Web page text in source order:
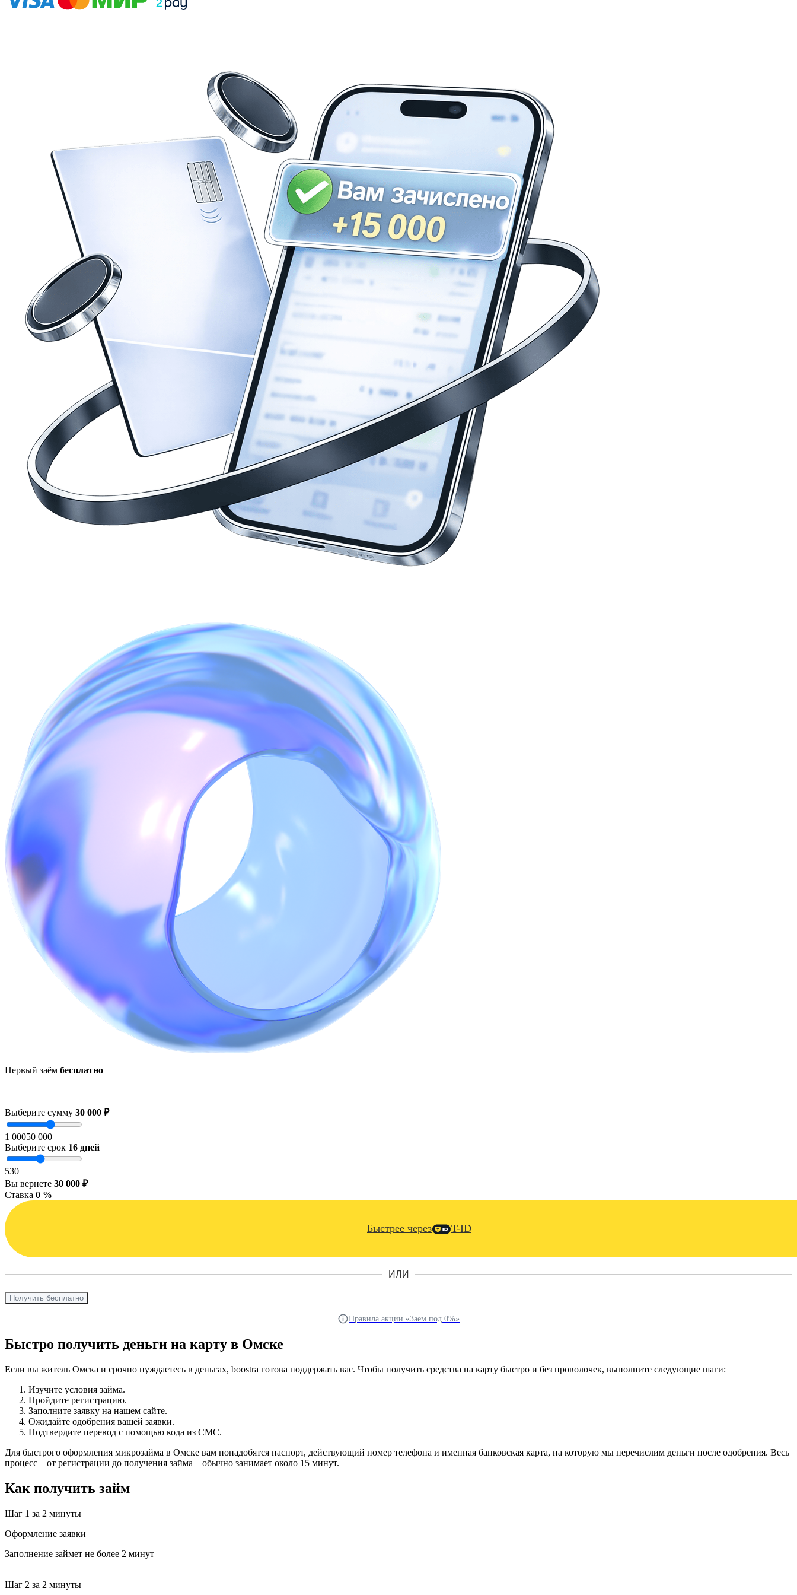
Первый заём бесплатно
Выберите сумму 30 000 ₽
1 00050 000
Выберите срок 16 дней
530
Вы вернете 30 000 ₽
Ставка 0 %
Быстрее через T-ID
ИЛИ
Получить бесплатно
Правила акции «Заем под 0%»
Быстро получить деньги на карту в Омске
Если вы житель Омска и срочно нуждаетесь в деньгах, boostra готова поддержать вас. Чтобы получить средства на карту быстро и без проволочек, выполните следующие шаги:
Изучите условия займа.
Пройдите регистрацию.
Заполните заявку на нашем сайте.
Ожидайте одобрения вашей заявки.
Подтвердите перевод с помощью кода из СМС.
Для быстрого оформления микрозайма в Омске вам понадобятся паспорт, действующий номер телефона и именная банковская карта, на которую мы перечислим деньги после одобрения. Весь
процесс – от регистрации до получения займа – обычно занимает около 15 минут.
Как получить займ
Шаг 1 за 2 минуты
Оформление заявки
Заполнение займет не более 2 минут
Шаг 2 за 2 минуты